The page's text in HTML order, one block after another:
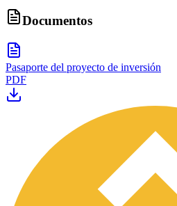
Documentos
Pasaporte del proyecto de inversión
PDF